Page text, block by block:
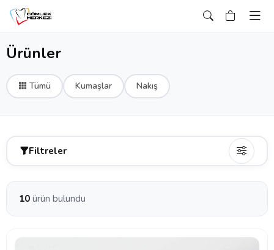
Ürünler
Tümü Kumaşlar Nakış
Filtreler
10 ürün bulundu